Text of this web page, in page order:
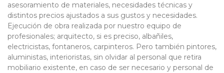
asesoramiento de materiales, necesidades técnicas y
distintos precios ajustados a sus gustos y necesidades.
Ejecución de obra realizada por nuestro equipo de
profesionales; arquitecto, si es preciso, albañiles,
electricistas, fontaneros, carpinteros. Pero también pintores,
aluministas, interioristas, sin olvidar al personal que retira
mobiliario existente, en caso de ser necesario y personal de